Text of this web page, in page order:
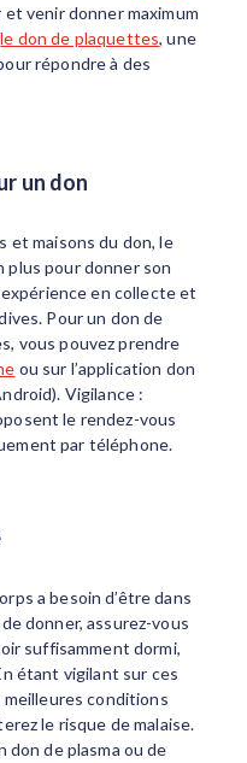
venir donner maximum
le don de plaquettes, une
répondre à des
un don
maisons du don, le
plus pour donner son
en collecte et
Pour un don de
vous pouvez prendre
ou sur l’application don
Vigilance :
le rendez-vous
par téléphone.
a besoin d’être dans
donner, assurez-vous
suffisamment dormi,
étant vigilant sur ces
conditions
le risque de malaise.
don de plasma ou de